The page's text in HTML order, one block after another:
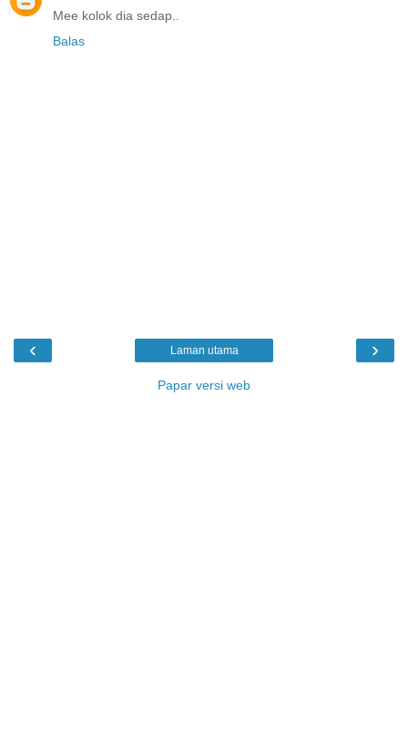
Mee kolok dia sedap..
Balas
‹ ›
Laman utama
Papar versi web